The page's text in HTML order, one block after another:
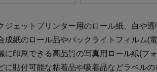
ジェットプリンター用のロール紙、白や
成紙のロール品やバックライトフィルム(
に印刷できる高品質の写真用ロール紙(フォ
に貼付可能な粘着品や吸着品などラベルの